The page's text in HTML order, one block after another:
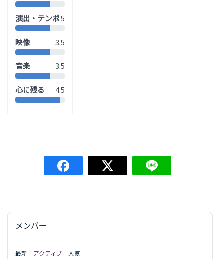
演出・テンポ3.5
映像 3.5
音楽 3.5
心に残る 4.5
メンバー
最新 アクティブ 人気